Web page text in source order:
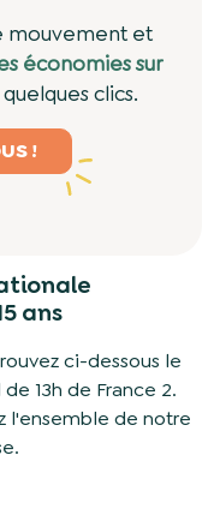
mouvement et
économies sur
clics.
!
ans
ci-dessous le
13h de France 2.
l'ensemble de notre